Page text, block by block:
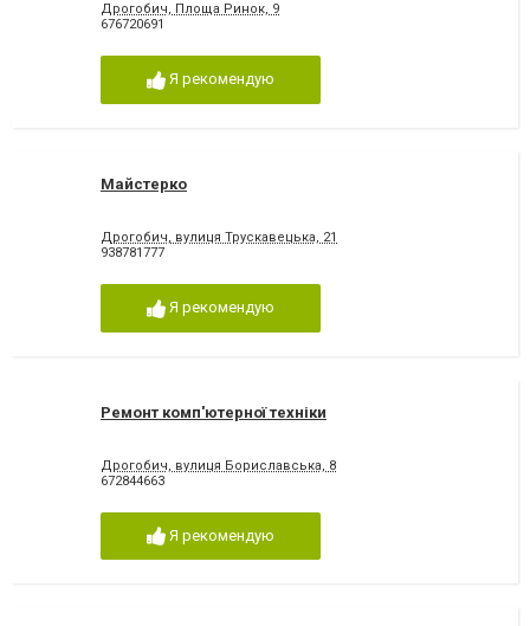
Дрогобич, Площа Ринок, 9
676720691
Я рекомендую
Майстерко
Дрогобич, вулиця Трускавецька, 21
938781777
Я рекомендую
Ремонт комп'ютерної техніки
Дрогобич, вулиця Бориславська, 8
672844663
Я рекомендую